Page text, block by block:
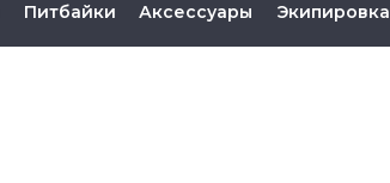
Питбайки Аксессуары Экипировка